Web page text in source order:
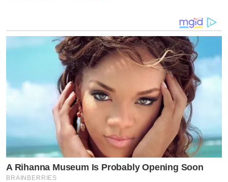
A Rihanna Museum Is Probably Opening Soon
BRAINBERRIES